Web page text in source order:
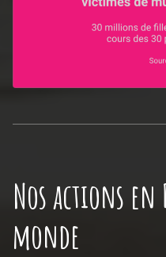
Nos actions en
monde